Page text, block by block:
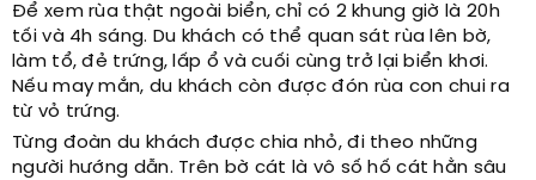
Để xem rùa thật ngoài biển, chỉ có 2 khung giờ là 20h
tối và 4h sáng. Du khách có thể quan sát rùa lên bờ,
làm tổ, đẻ trứng, lấp ổ và cuối cùng trở lại biển khơi.
Nếu may mắn, du khách còn được đón rùa con chui ra
từ vỏ trứng.
Từng đoàn du khách được chia nhỏ, đi theo những
người hướng dẫn. Trên bờ cát là vô số hố cát hằn sâu